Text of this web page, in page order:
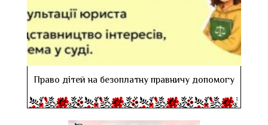
Право дітей на безоплатну правничу допомогу